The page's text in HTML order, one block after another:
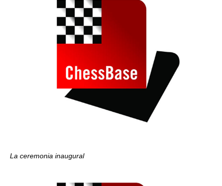
La ceremonia inaugural